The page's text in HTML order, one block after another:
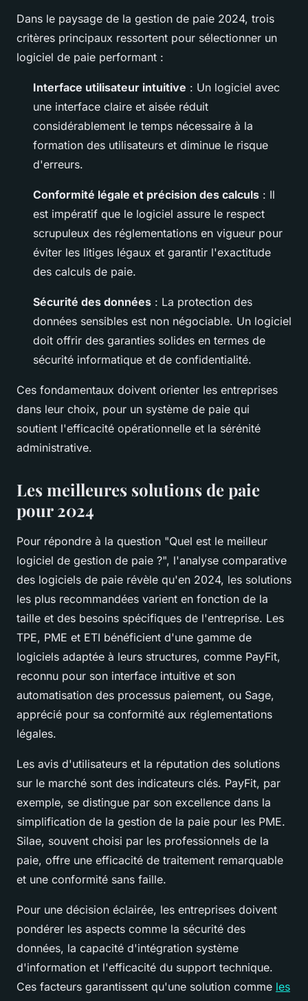
Dans le paysage de la gestion de paie 2024, trois
critères principaux ressortent pour sélectionner un
logiciel de paie performant :
Interface utilisateur intuitive : Un logiciel avec
une interface claire et aisée réduit
considérablement le temps nécessaire à la
formation des utilisateurs et diminue le risque
d'erreurs.
Conformité légale et précision des calculs : Il
est impératif que le logiciel assure le respect
scrupuleux des réglementations en vigueur pour
éviter les litiges légaux et garantir l'exactitude
des calculs de paie.
Sécurité des données : La protection des
données sensibles est non négociable. Un logiciel
doit offrir des garanties solides en termes de
sécurité informatique et de confidentialité.
Ces fondamentaux doivent orienter les entreprises
dans leur choix, pour un système de paie qui
soutient l'efficacité opérationnelle et la sérénité
administrative.
Les meilleures solutions de paie
pour 2024
Pour répondre à la question "Quel est le meilleur
logiciel de gestion de paie ?", l'analyse comparative
des logiciels de paie révèle qu'en 2024, les solutions
les plus recommandées varient en fonction de la
taille et des besoins spécifiques de l'entreprise. Les
TPE, PME et ETI bénéficient d'une gamme de
logiciels adaptée à leurs structures, comme PayFit,
reconnu pour son interface intuitive et son
automatisation des processus paiement, ou Sage,
apprécié pour sa conformité aux réglementations
légales.
Les avis d'utilisateurs et la réputation des solutions
sur le marché sont des indicateurs clés. PayFit, par
exemple, se distingue par son excellence dans la
simplification de la gestion de la paie pour les PME.
Silae, souvent choisi par les professionnels de la
paie, offre une efficacité de traitement remarquable
et une conformité sans faille.
Pour une décision éclairée, les entreprises doivent
pondérer les aspects comme la sécurité des
données, la capacité d'intégration système
d'information et l'efficacité du support technique.
Ces facteurs garantissent qu'une solution comme les